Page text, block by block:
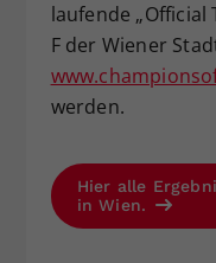
laufende „Official
F der Wiener
werden.
Hier alle
in Wien.